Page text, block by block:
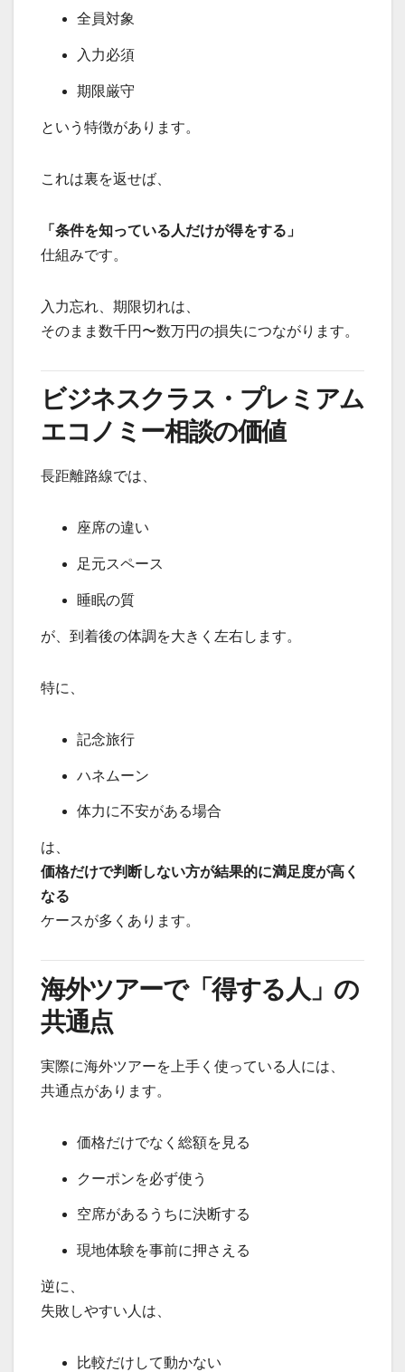
全員対象
入力必須
期限厳守
という特徴があります。
これは裏を返せば、
「条件を知っている人だけが得をする」
仕組みです。
入力忘れ、期限切れは、
そのまま数千円〜数万円の損失につながります。
ビジネスクラス・プレミアム
エコノミー相談の価値
長距離路線では、
座席の違い
足元スペース
睡眠の質
が、到着後の体調を大きく左右します。
特に、
記念旅行
ハネムーン
体力に不安がある場合
は、
価格だけで判断しない方が結果的に満足度が高く
なる
ケースが多くあります。
海外ツアーで「得する人」の
共通点
実際に海外ツアーを上手く使っている人には、
共通点があります。
価格だけでなく総額を見る
クーポンを必ず使う
空席があるうちに決断する
現地体験を事前に押さえる
逆に、
失敗しやすい人は、
比較だけして動かない